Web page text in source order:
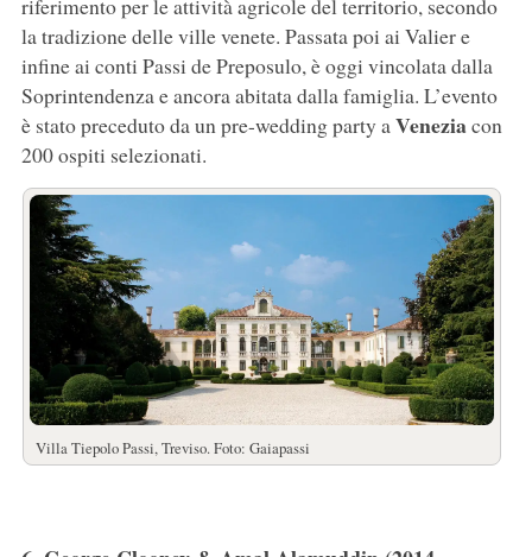
riferimento per le attività agricole del territorio, secondo
la tradizione delle ville venete. Passata poi ai Valier e
infine ai conti Passi de Preposulo, è oggi vincolata dalla
Soprintendenza e ancora abitata dalla famiglia. L’evento
è stato preceduto da un pre-wedding party aVeneziacon
200 ospiti selezionati.
Villa Tiepolo Passi, Treviso. Foto: Gaiapassi